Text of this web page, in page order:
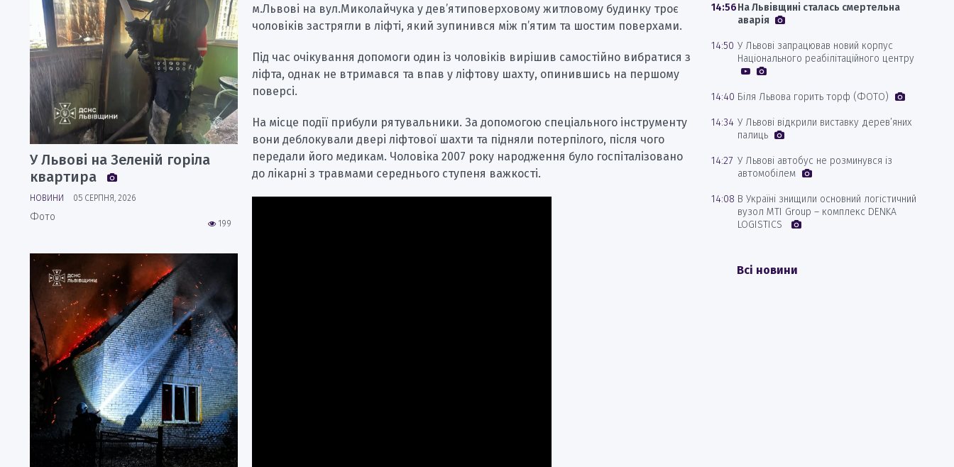
м.Львові на вул.Миколайчука у дев’ятиповерховому житловому будинку троє
чоловіків застрягли в ліфті, який зупинився між п’ятим та шостим поверхами.
Під час очікування допомоги один із чоловіків вирішив самостійно вибратися з
ліфта, однак не втримався та впав у ліфтову шахту, опинившись на першому
поверсі.
На місце події прибули рятувальники. За допомогою спеціального інструменту
вони деблокували двері ліфтової шахти та підняли потерпілого, після чого
передали його медикам. Чоловіка 2007 року народження було госпіталізовано
до лікарні з травмами середнього ступеня важкості.
У Львові на Зеленій горіла
квартира
НОВИНИ 05 СЕРПНЯ, 2026
199
Фото
14:56На Львівщині сталась смертельна
аварія
14:50 У Львові запрацював новий корпус
Національного реабілітаційного центру
14:40 Біля Львова горить торф (ФОТО)
14:34 У Львові відкрили виставку дерев’яних
палиць
14:27 У Львові автобус не розминувся із
автомобілем
14:08 В Україні знищили основний логістичний
вузол MTI Group – комплекс DENKA
LOGISTICS
Всі новини